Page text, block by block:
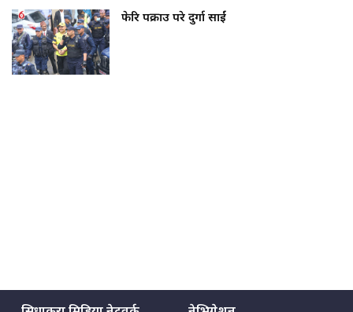
फेरि पक्राउ परे दुर्गा प्रसाईं